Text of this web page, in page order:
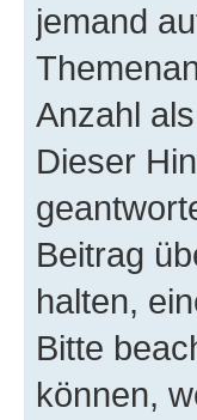
jemand
Anzahl
Dieser
Beitrag
halten,
Bitte
können,